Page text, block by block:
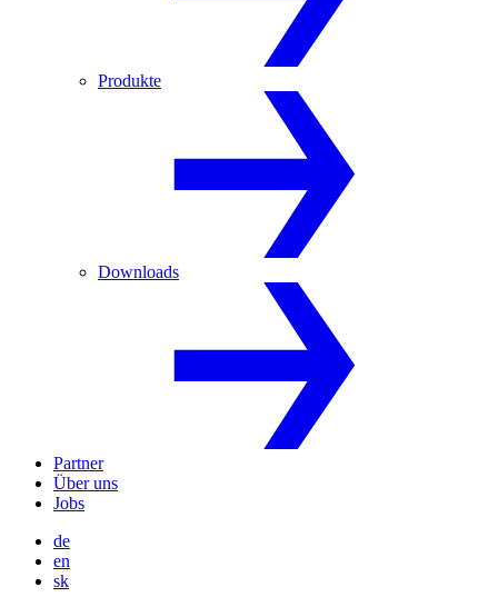
Produkte
Downloads
Partner
Über uns
Jobs
de
en
sk